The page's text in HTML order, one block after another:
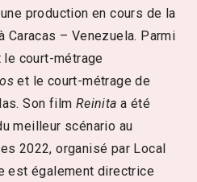
production en cours de la
Caracas – Venezuela. Parmi
court-métrage
et le court-métrage de
Son film Reinita a été
meilleur scénario au
2022, organisé par Local
est également directrice